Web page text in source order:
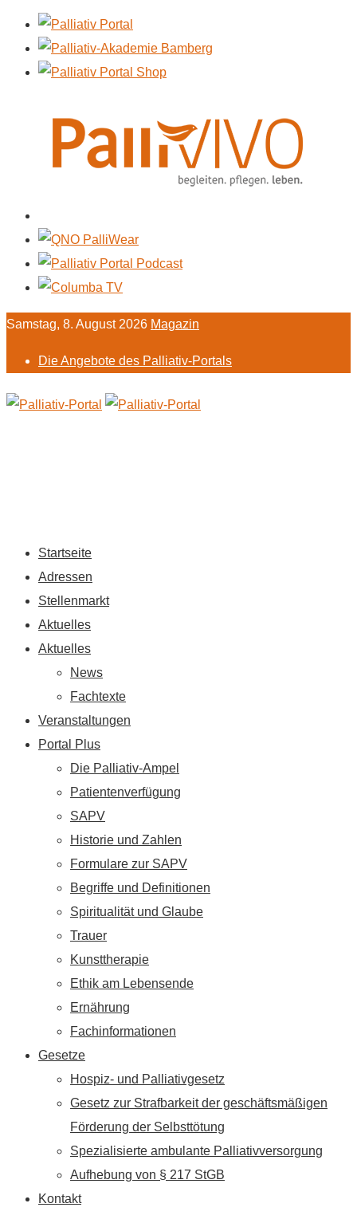
Samstag, 8. August 2026 Magazin
Die Angebote des Palliativ-Portals
Startseite
Adressen
Stellenmarkt
Aktuelles
Aktuelles
News
Fachtexte
Veranstaltungen
Portal Plus
Die Palliativ-Ampel
Patientenverfügung
SAPV
Historie und Zahlen
Formulare zur SAPV
Begriffe und Definitionen
Spiritualität und Glaube
Trauer
Kunsttherapie
Ethik am Lebensende
Ernährung
Fachinformationen
Gesetze
Hospiz- und Palliativgesetz
Gesetz zur Strafbarkeit der geschäftsmäßigen
Förderung der Selbsttötung
Spezialisierte ambulante Palliativversorgung
Aufhebung von § 217 StGB
Kontakt